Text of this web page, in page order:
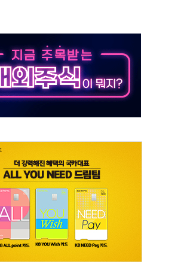
가…마진 잔액은 사상 최고
이 더 큰 변수"